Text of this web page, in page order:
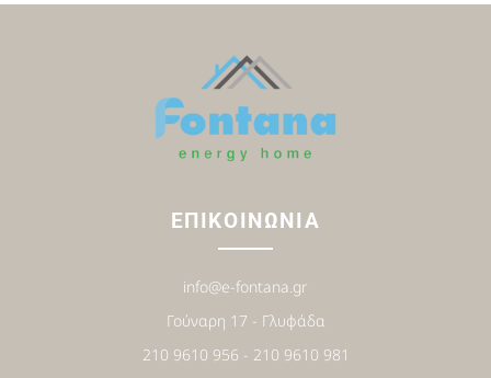
ΕΠΙΚΟΙΝΩΝΙΑ
info@e-fontana.gr
Γούναρη 17 - Γλυφάδα
210 9610 956 - 210 9610 981